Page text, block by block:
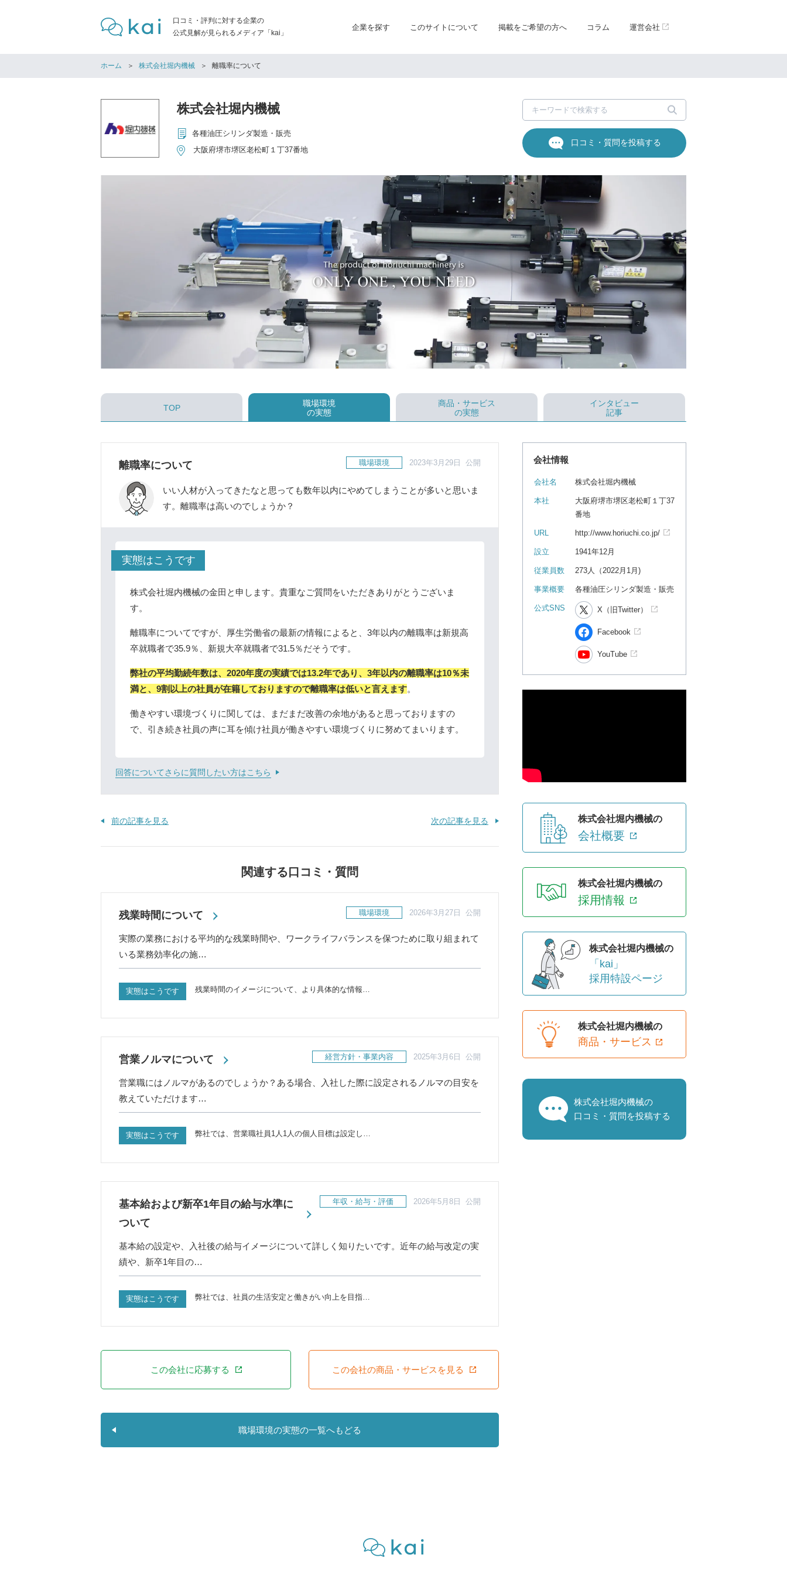
口コミ・評判に対する企業の
公式見解が見られるメディア「kai」
企業を探す このサイトについて 掲載をご希望の方へ コラム 運営会社
ホーム 株式会社堀内機械 離職率について
株式会社堀内機械
各種油圧シリンダ製造・販売
大阪府堺市堺区老松町１丁37番地
口コミ・質問を投稿する
TOP
商品・サービス
の実態
職場環境
の実態
インタビュー
記事
離職率について 職場環境 2023年3月29日 公開
いい人材が入ってきたなと思っても数年以内にやめてしまうことが多いと思いま
す。離職率は高いのでしょうか？
実態はこうです
株式会社堀内機械の金田と申します。貴重なご質問をいただきありがとうございま
す。
離職率についてですが、厚生労働省の最新の情報によると、3年以内の離職率は新規高
卒就職者で35.9％、新規大卒就職者で31.5％だそうです。
弊社の平均勤続年数は、2020年度の実績では13.2年であり、3年以内の離職率は10％未
満と、9割以上の社員が在籍しておりますので離職率は低いと言えます。
働きやすい環境づくりに関しては、まだまだ改善の余地があると思っておりますの
で、引き続き社員の声に耳を傾け社員が働きやすい環境づくりに努めてまいります。
回答についてさらに質問したい方はこちら
前の記事を見る 次の記事を見る
関連する口コミ・質問
残業時間について 職場環境 2026年3月27日 公開
実際の業務における平均的な残業時間や、ワークライフバランスを保つために取り組まれて
いる業務効率化の施…
実態はこうです 残業時間のイメージについて、より具体的な情報…
営業ノルマについて 経営方針・事業内容 2025年3月6日 公開
営業職にはノルマがあるのでしょうか？ある場合、入社した際に設定されるノルマの目安を
教えていただけます…
実態はこうです 弊社では、営業職社員1人1人の個人目標は設定し…
基本給および新卒1年目の給与水準に
ついて
年収・給与・評価 2026年5月8日 公開
基本給の設定や、入社後の給与イメージについて詳しく知りたいです。近年の給与改定の実
績や、新卒1年目の…
実態はこうです 弊社では、社員の生活安定と働きがい向上を目指…
この会社に応募する この会社の商品・サービスを見る
職場環境の実態の一覧へもどる
会社情報
会社名 株式会社堀内機械
本社
大阪府堺市堺区老松町１丁37
番地
URL http://www.horiuchi.co.jp/
設立 1941年12月
従業員数 273人（2022月1月)
事業概要 各種油圧シリンダ製造・販売
公式SNS X（旧Twitter）
Facebook
YouTube
株式会社堀内機械の
会社概要
株式会社堀内機械の
採用情報
株式会社堀内機械の
「kai」
採用特設ページ
株式会社堀内機械の
商品・サービス
株式会社堀内機械の
口コミ・質問を投稿する